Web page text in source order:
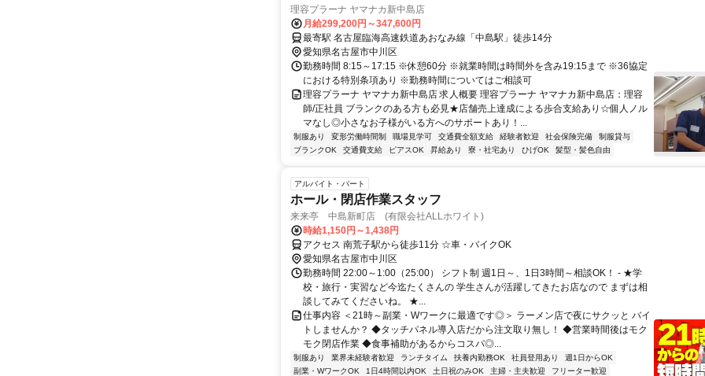
理容プラーナ ヤマナカ新中島店
月給299,200円～347,600円
最寄駅 名古屋臨海高速鉄道あおなみ線「中島駅」徒歩14分
愛知県名古屋市中川区
勤務時間 8:15～17:15 ※休憩60分 ※就業時間は時間外を含み19:15まで ※36協定
における特別条項あり ※勤務時間についてはご相談可
理容プラーナ ヤマナカ新中島店 求人概要 理容プラーナ ヤマナカ新中島店：理容
師/正社員 ブランクのある方も必見★店舗売上達成による歩合支給あり☆個人ノル
マなし◎小さなお子様がいる方へのサポートあり！...
制服あり 変形労働時間制 職場見学可 交通費全額支給 経験者歓迎 社会保険完備
制服貸与
ブランクOK
交通費支給 ピアスOK 昇給あり 寮・社宅あり ひげOK 髪型・髪色自由
アルバイト・パート
ホール・閉店作業スタッフ
来来亭 中島新町店 (有限会社ALLホワイト)
時給1,150円～1,438円
アクセス 南荒子駅から徒歩11分 ☆車・バイクOK
愛知県名古屋市中川区
勤務時間 22:00～1:00（25:00） シフト制 週1日～、1日3時間～相談OK！ - ★学
校・旅行・実習など今迄たくさんの 学生さんが活躍してきたお店なので まずは相
談してみてくださいね。 ★...
仕事内容 ＜21時～副業・Wワークに最適です◎＞ ラーメン店で夜にサクッと バイ
トしませんか？ ◆タッチパネル導入店だから注文取り無し！ ◆営業時間後はモク
モク閉店作業 ◆食事補助があるからコスパ◎...
制服あり 業界未経験者歓迎 ランチタイム 扶養内勤務OK 社員登用あり
週1日からOK
副業・WワークOK
1日4時間以内OK 土日祝のみOK 主婦・主夫歓迎
フリーター歓迎